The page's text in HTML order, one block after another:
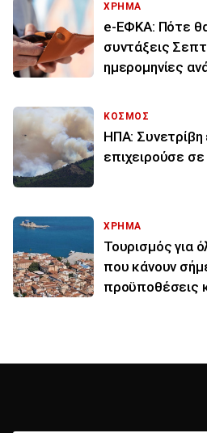
ΧΡΗΜΑ
e-ΕΦΚΑ: Πότε
συντάξεις
ημερομηνίες
ΚΟΣΜΟΣ
ΗΠΑ:
επιχειρούσε
ΧΡΗΜΑ
Τουρισμός για
που κάνουν
προϋποθέσεις